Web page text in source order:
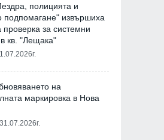
полицията и
подпомагане" извършиха
проверка за системни
кв. "Лещака"
на
маркировка в Нова
31.07.2026г.